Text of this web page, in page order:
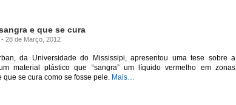
e que se cura
28 de Março, 2012
da Universidade do Mississipi, apresentou uma tese sobre a
material plástico que “sangra” um líquido vermelho em zonas
que se cura como se fosse pele. Mais…